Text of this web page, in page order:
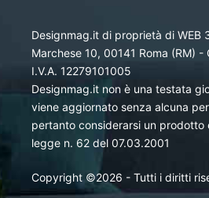
Designmag.it di proprietà di WEB
Marchese 10, 00141 Roma (RM)
I.V.A. 12279101005
Designmag.it non è una testata
viene aggiornato senza alcuna
pertanto considerarsi un prodotto
legge n. 62 del 07.03.2001
Copyright ©2026 - Tutti i diritti